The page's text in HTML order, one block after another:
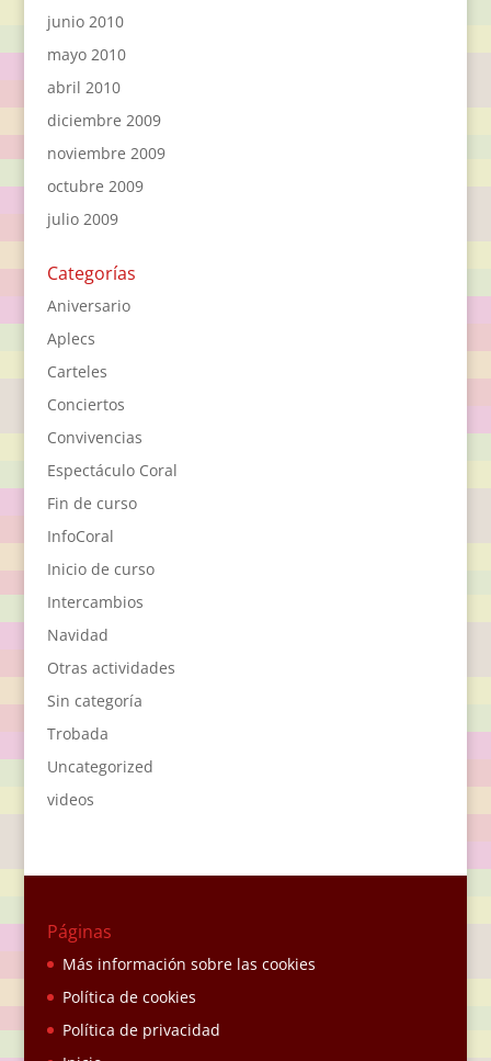
junio 2010
mayo 2010
abril 2010
diciembre 2009
noviembre 2009
octubre 2009
julio 2009
Categorías
Aniversario
Aplecs
Carteles
Conciertos
Convivencias
Espectáculo Coral
Fin de curso
InfoCoral
Inicio de curso
Intercambios
Navidad
Otras actividades
Sin categoría
Trobada
Uncategorized
videos
Páginas
Más información sobre las cookies
Política de cookies
Política de privacidad